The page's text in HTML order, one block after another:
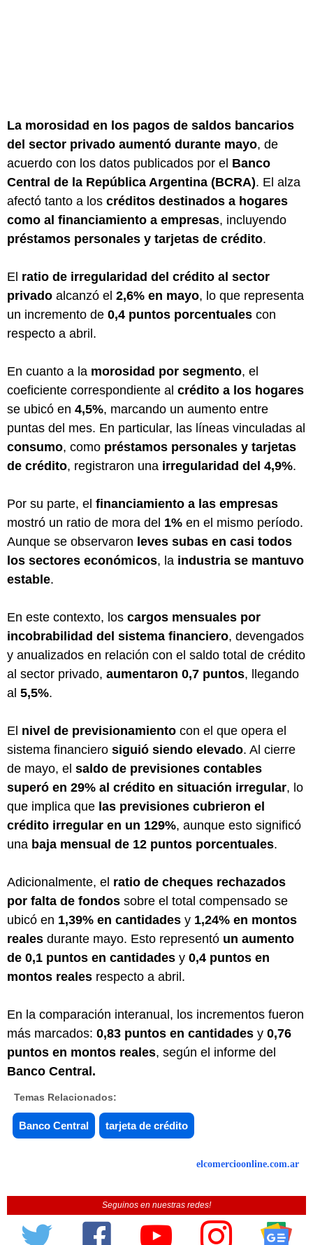
La morosidad en los pagos de saldos bancarios
del sector privado aumentó durante mayo, de
acuerdo con los datos publicados por el Banco
Central de la República Argentina (BCRA). El alza
afectó tanto a los créditos destinados a hogares
como al financiamiento a empresas, incluyendo
préstamos personales y tarjetas de crédito.
El ratio de irregularidad del crédito al sector
privado alcanzó el 2,6% en mayo, lo que representa
un incremento de 0,4 puntos porcentuales con
respecto a abril.
En cuanto a la morosidad por segmento, el
coeficiente correspondiente al crédito a los hogares
se ubicó en 4,5%, marcando un aumento entre
puntas del mes. En particular, las líneas vinculadas al
consumo, como préstamos personales y tarjetas
de crédito, registraron una irregularidad del 4,9%.
Por su parte, el financiamiento a las empresas
mostró un ratio de mora del 1% en el mismo período.
Aunque se observaron leves subas en casi todos
los sectores económicos, la industria se mantuvo
estable.
En este contexto, los cargos mensuales por
incobrabilidad del sistema financiero, devengados
y anualizados en relación con el saldo total de crédito
al sector privado, aumentaron 0,7 puntos, llegando
al 5,5%.
El nivel de previsionamiento con el que opera el
sistema financiero siguió siendo elevado. Al cierre
de mayo, el saldo de previsiones contables
superó en 29% al crédito en situación irregular, lo
que implica que las previsiones cubrieron el
crédito irregular en un 129%, aunque esto significó
una baja mensual de 12 puntos porcentuales.
Adicionalmente, el ratio de cheques rechazados
por falta de fondos sobre el total compensado se
ubicó en 1,39% en cantidades y 1,24% en montos
reales durante mayo. Esto representó un aumento
de 0,1 puntos en cantidades y 0,4 puntos en
montos reales respecto a abril.
En la comparación interanual, los incrementos fueron
más marcados: 0,83 puntos en cantidades y 0,76
puntos en montos reales, según el informe del
Banco Central.
Temas Relacionados:
Banco Central tarjeta de crédito
elcomercioonline.com.ar
Seguinos en nuestras redes!